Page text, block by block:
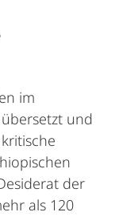
im
und
der
als 120